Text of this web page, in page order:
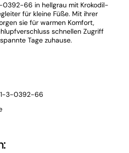
0392-66 in hellgrau mit Krokodil-
für kleine Füße. Mit ihrer
sie für warmen Komfort,
schnellen Zugriff
Tage zuhause.
3-0392-66